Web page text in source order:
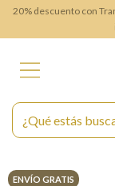
20% descuento con
ENVÍO GRATIS